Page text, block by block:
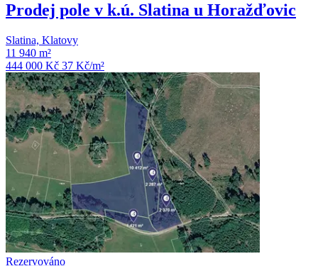
Prodej pole v k.ú. Slatina u Horažďovic
Slatina, Klatovy
11 940 m²
444 000 Kč 37 Kč/m²
Rezervováno